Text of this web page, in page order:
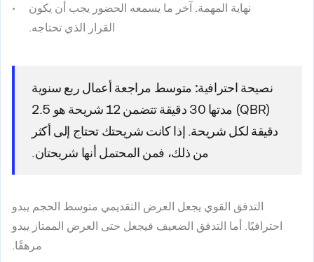
نهاية المهمة. آخر ما يسمعه الحضور يجب أن يكون
القرار الذي تحتاجه.
نصيحة احترافية: متوسط مراجعة أعمال ربع سنوية
(QBR) مدتها 30 دقيقة تتضمن 12 شريحة هو 2.5
دقيقة لكل شريحة. إذا كانت شريحتك تحتاج إلى أكثر
من ذلك، فمن المحتمل أنها شريحتان.
التدفق القوي يجعل العرض التقديمي متوسط الحجم يبدو
احترافيًا. أما التدفق الضعيف فيجعل حتى العرض الممتاز يبدو
مرهقًا.